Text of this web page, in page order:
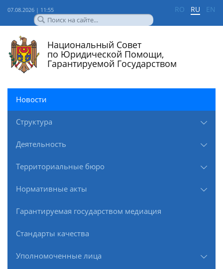
07.08.2026 | 11:55 RO RU EN
Национальный Совет
по Юридической Помощи,
Гарантируемой Государством
Новости
Структура
Деятельность
Территориальные бюро
Нормативные акты
Гарантируемая государством медиация
Стандарты качества
Уполномоченные лица